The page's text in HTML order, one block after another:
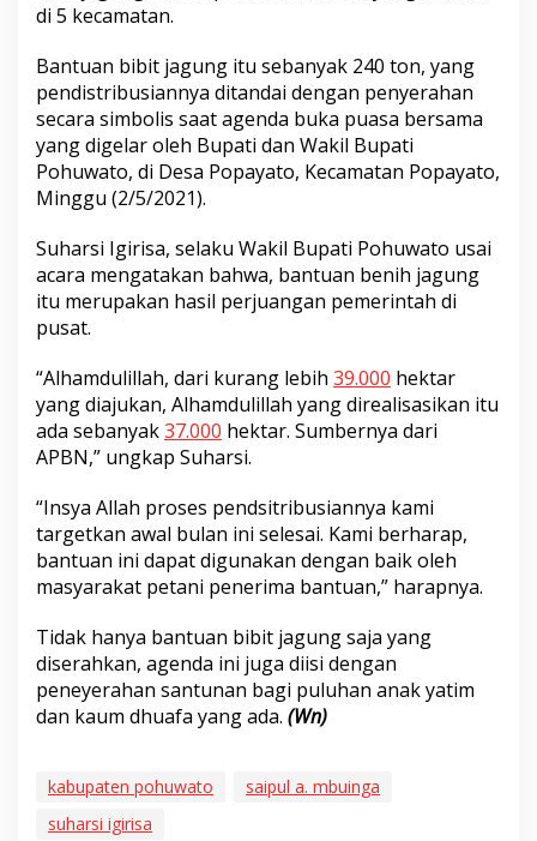
di 5 kecamatan.
Bantuan bibit jagung itu sebanyak 240 ton, yang
pendistribusiannya ditandai dengan penyerahan
secara simbolis saat agenda buka puasa bersama
yang digelar oleh Bupati dan Wakil Bupati
Pohuwato, di Desa Popayato, Kecamatan Popayato,
Minggu (2/5/2021).
Suharsi Igirisa, selaku Wakil Bupati Pohuwato usai
acara mengatakan bahwa, bantuan benih jagung
itu merupakan hasil perjuangan pemerintah di
pusat.
“Alhamdulillah, dari kurang lebih 39.000 hektar
yang diajukan, Alhamdulillah yang direalisasikan itu
ada sebanyak37.000 hektar. Sumbernya dari
APBN,” ungkap Suharsi.
“Insya Allah proses pendsitribusiannya kami
targetkan awal bulan ini selesai. Kami berharap,
bantuan ini dapat digunakan dengan baik oleh
masyarakat petani penerima bantuan,” harapnya.
Tidak hanya bantuan bibit jagung saja yang
diserahkan, agenda ini juga diisi dengan
peneyerahan santunan bagi puluhan anak yatim
dan kaum dhuafa yang ada. (Wn)
kabupaten pohuwato
saipul a. mbuinga
suharsi igirisa